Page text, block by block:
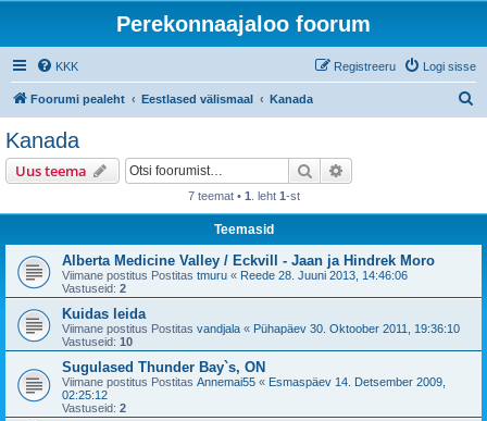
Perekonnaajaloo foorum
KKK Logi sisse
Registreeru
Foorumi pealeht Eestlased välismaal Kanada
Kanada
Uus teema Otsi
7 teemat • 1 . leht 1-st
Teemasid
Alberta Medicine Valley / Eckvill - Jaan ja Hindrek Moro
Viimane postitus Postitas tmuru « Reede 28. Juuni 2013, 14:46:06
Vastuseid: 2
Kuidas leida
Viimane postitus Postitas vandjala « Pühapäev 30. Oktoober 2011, 19:36:10
Vastuseid: 10
Sugulased Thunder Bay`s, ON
Viimane postitus Postitas Annemai55 « Esmaspäev 14. Detsember 2009,
02:25:12
Vastuseid: 2